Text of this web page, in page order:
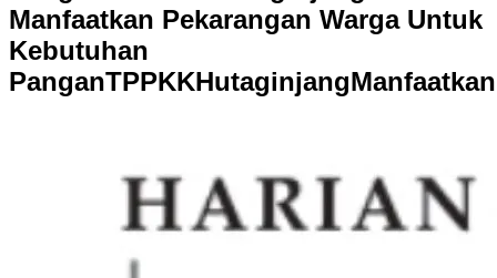
Manfaatkan Pekarangan Warga Untuk
Kebutuhan
PanganTPPKKHutaginjangManfaatkan